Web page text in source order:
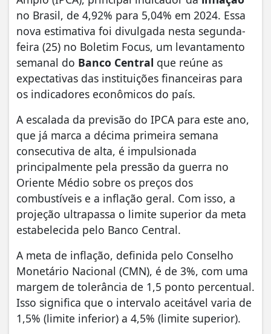
no Brasil, de 4,92% para 5,04% em 2024. Essa
nova estimativa foi divulgada nesta segunda-
feira (25) no Boletim Focus, um levantamento
semanal do Banco Central que reúne as
expectativas das instituições financeiras para
os indicadores econômicos do país.
A escalada da previsão do IPCA para este ano,
que já marca a décima primeira semana
consecutiva de alta, é impulsionada
principalmente pela pressão da guerra no
Oriente Médio sobre os preços dos
combustíveis e a inflação geral. Com isso, a
projeção ultrapassa o limite superior da meta
estabelecida pelo Banco Central.
A meta de inflação, definida pelo Conselho
Monetário Nacional (CMN), é de 3%, com uma
margem de tolerância de 1,5 ponto percentual.
Isso significa que o intervalo aceitável varia de
1,5% (limite inferior) a 4,5% (limite superior).